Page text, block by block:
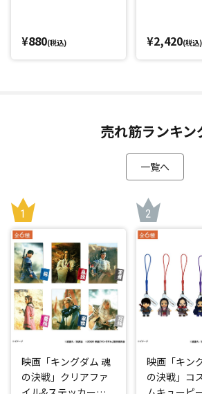
¥880(税込) ¥2,420(税込)
売れ筋ランキン
一覧へ
映画「キングダム 魂
の決戦」クリアファ
映画「キン
の決戦」コ